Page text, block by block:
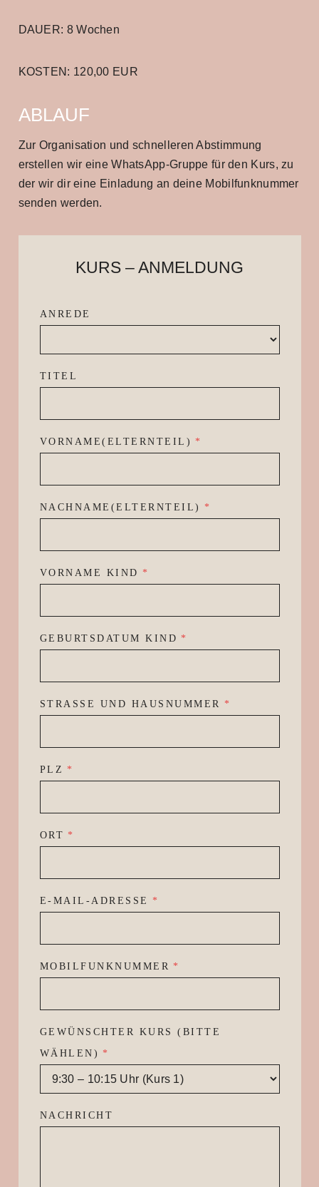
DAUER: 8 Wochen
KOSTEN: 120,00 EUR
ABLAUF
Zur Organisation und schnelleren Abstimmung
erstellen wir eine WhatsApp-Gruppe für den Kurs, zu
der wir dir eine Einladung an deine Mobilfunknummer
senden werden.
KURS – ANMELDUNG
ANREDE
TITEL
VORNAME(ELTERNTEIL) *
NACHNAME(ELTERNTEIL) *
VORNAME KIND *
GEBURTSDATUM KIND *
STRASSE UND HAUSNUMMER *
PLZ *
ORT *
E-MAIL-ADRESSE *
MOBILFUNKNUMMER *
GEWÜNSCHTER KURS (BITTE
WÄHLEN) *
NACHRICHT